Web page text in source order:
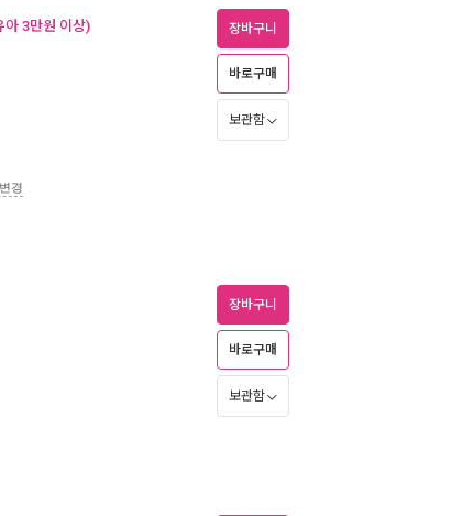
아 3만원 이상)
경
장바구니
바로구매
보관함
장바구니
바로구매
보관함